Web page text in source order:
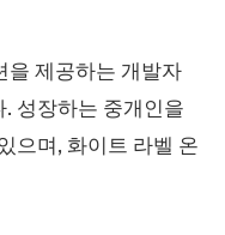
을 제공하는 개발자
성장하는 중개인을
으며, 화이트 라벨 온